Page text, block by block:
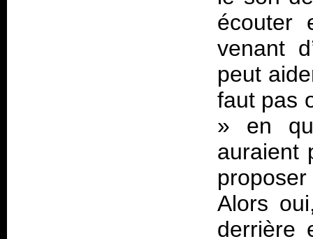
écouter
venant
peut
faut pas
» en
auraient
Alors
derrière